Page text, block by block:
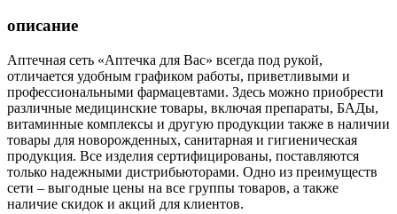
описание
Аптечная сеть «Аптечка для Вас» всегда под рукой,
отличается удобным графиком работы, приветливыми и
профессиональными фармацевтами. Здесь можно приобрести
различные медицинские товары, включая препараты, БАДы,
витаминные комплексы и другую продукции также в наличии
товары для новорожденных, санитарная и гигиеническая
продукция. Все изделия сертифицированы, поставляются
только надежными дистрибьюторами. Одно из преимуществ
сети – выгодные цены на все группы товаров, а также
наличие скидок и акций для клиентов.